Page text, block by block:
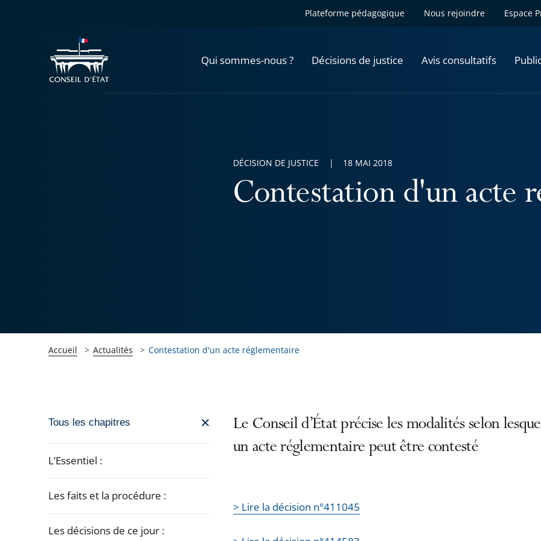
Plateforme pédagogique Nous rejoindre Espace
Qui sommes-nous ? Décisions de justice Avis consultatifs
Contestation d'un acte
DÉCISION DE JUSTICE 18 MAI 2018
Accueil Actualités Contestation d'un acte réglementaire
Passer
navigation
l'article
Tous les chapitres
L’Essentiel :
Les faits et la procédure :
Les décisions de ce jour :
Le Conseil d’État précise les modalités selon
un acte réglementaire peut être contesté
> Lire la décision n°411045